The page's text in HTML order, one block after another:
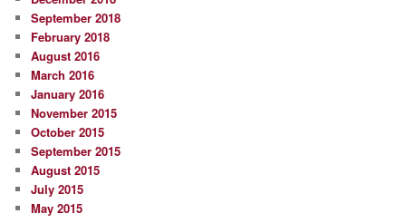
September 2018
February 2018
August 2016
March 2016
January 2016
November 2015
October 2015
September 2015
August 2015
July 2015
May 2015